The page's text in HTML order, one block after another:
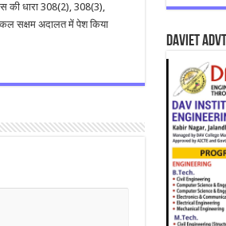
की धारा 308(2), 308(3),
सक्षम अदालत में पेश किया
DAVIET Advt